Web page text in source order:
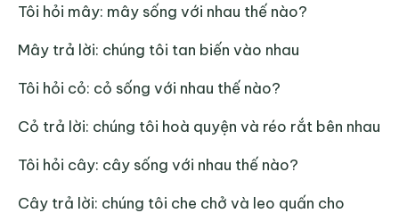
Tôi hỏi mây: mây sống với nhau thế nào?
Mây trả lời: chúng tôi tan biến vào nhau
Tôi hỏi cỏ: cỏ sống với nhau thế nào?
Cỏ trả lời: chúng tôi hoà quyện và réo rắt bên nhau
Tôi hỏi cây: cây sống với nhau thế nào?
Cây trả lời: chúng tôi che chở và leo quấn cho